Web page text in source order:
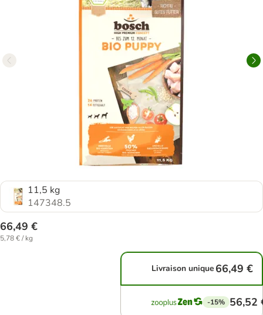
11,5 kg
147348.5
66,49 €
5,78 € / kg
Livraison unique 66,49 €
-15% 56,52